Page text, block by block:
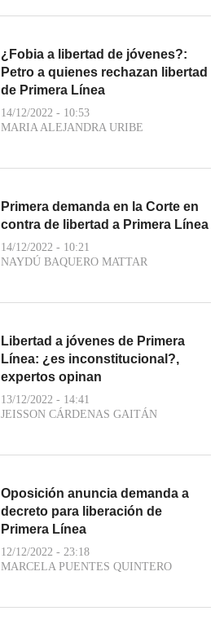
¿Fobia a libertad de jóvenes?:
Petro a quienes rechazan libertad
de Primera Línea
14/12/2022 - 10:53
MARIA ALEJANDRA URIBE
Primera demanda en la Corte en
contra de libertad a Primera Línea
14/12/2022 - 10:21
NAYDÚ BAQUERO MATTAR
Libertad a jóvenes de Primera
Línea: ¿es inconstitucional?,
expertos opinan
13/12/2022 - 14:41
JEISSON CÁRDENAS GAITÁN
Oposición anuncia demanda a
decreto para liberación de
Primera Línea
12/12/2022 - 23:18
MARCELA PUENTES QUINTERO